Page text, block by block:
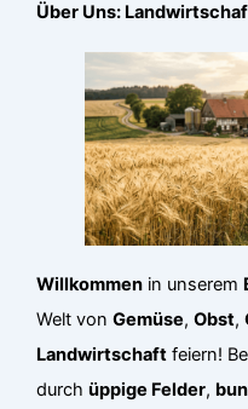
Über Uns:
Willkommen in unserem
Welt vonGemüse,Obst,
Landwirtschaft feiern!
durchüppige Felder,